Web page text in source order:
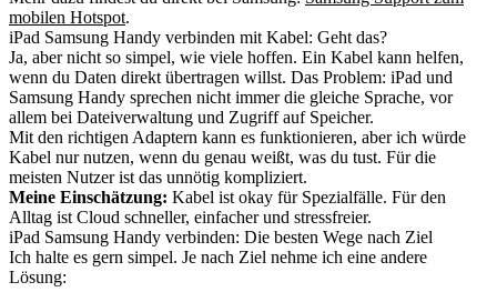
mobilen Hotspot.
iPad Samsung Handy verbinden mit Kabel: Geht das?
Ja, aber nicht so simpel, wie viele hoffen. Ein Kabel kann helfen,
wenn du Daten direkt übertragen willst. Das Problem: iPad und
Samsung Handy sprechen nicht immer die gleiche Sprache, vor
allem bei Dateiverwaltung und Zugriff auf Speicher.
Mit den richtigen Adaptern kann es funktionieren, aber ich würde
Kabel nur nutzen, wenn du genau weißt, was du tust. Für die
meisten Nutzer ist das unnötig kompliziert.
Meine Einschätzung: Kabel ist okay für Spezialfälle. Für den
Alltag ist Cloud schneller, einfacher und stressfreier.
iPad Samsung Handy verbinden: Die besten Wege nach Ziel
Ich halte es gern simpel. Je nach Ziel nehme ich eine andere
Lösung: